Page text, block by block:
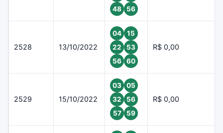
48
56
2528 13/10/2022
04
15
22
53
56
60
R$ 0,00
2529 15/10/2022
03
05
32
56
57
59
R$ 0,00